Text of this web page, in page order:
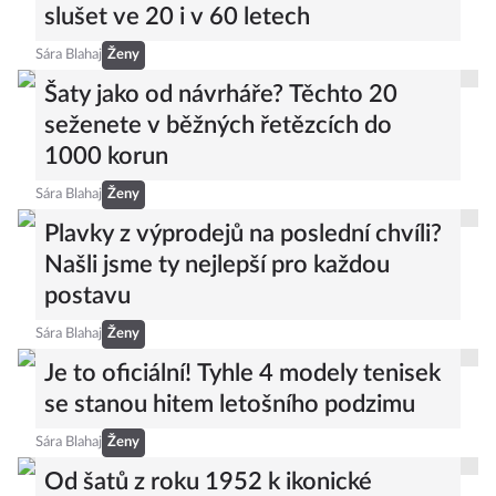
slušet ve 20 i v 60 letech
Sára Blahaj Ženy
Šaty jako od návrháře? Těchto 20
seženete v běžných řetězcích do
1000 korun
Sára Blahaj Ženy
Plavky z výprodejů na poslední chvíli?
Našli jsme ty nejlepší pro každou
postavu
Sára Blahaj Ženy
Je to oficiální! Tyhle 4 modely tenisek
se stanou hitem letošního podzimu
Sára Blahaj Ženy
Od šatů z roku 1952 k ikonické